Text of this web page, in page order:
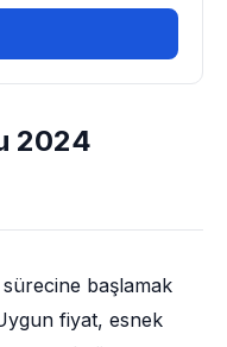
2024
sürecine başlamak
fiyat, esnek